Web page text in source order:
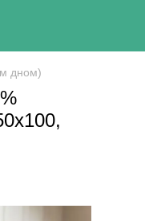
дном)